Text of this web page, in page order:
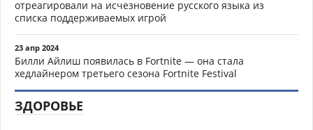
отреагировали на исчезновение русского языка из
списка поддерживаемых игрой
23 апр 2024
Билли Айлиш появилась в Fortnite — она стала
хедлайнером третьего сезона Fortnite Festival
ЗДОРОВЬЕ